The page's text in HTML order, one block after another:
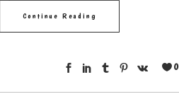
Continue Reading
0